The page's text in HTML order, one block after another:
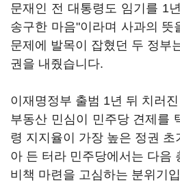
문재인 전 대통령도 임기를 1
송구한 마음"이라며 사과의 뜻
문제에 발목이 잡혔던 두 정부
권을 내줬습니다.
이재명정부 출범 1년 뒤 치러
부동산 민심이 민주당 견제를
령 지지율이 가장 높은 정권
아 든 터라 민주당에서는 다음
비책 마련을 고심하는 분위기